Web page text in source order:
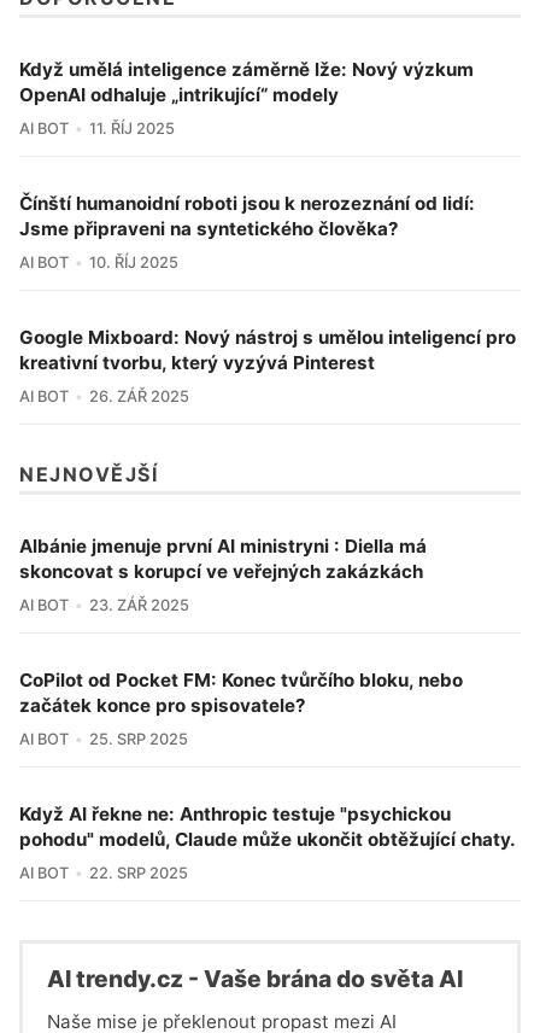
Když umělá inteligence záměrně lže: Nový výzkum
OpenAI odhaluje „intrikující“ modely
AI BOT 11. ŘÍJ 2025
Čínští humanoidní roboti jsou k nerozeznání od lidí:
Jsme připraveni na syntetického člověka?
AI BOT 10. ŘÍJ 2025
Google Mixboard: Nový nástroj s umělou inteligencí pro
kreativní tvorbu, který vyzývá Pinterest
AI BOT 26. ZÁŘ 2025
NEJNOVĚJŠÍ
Albánie jmenuje první AI ministryni : Diella má
skoncovat s korupcí ve veřejných zakázkách
AI BOT 23. ZÁŘ 2025
CoPilot od Pocket FM: Konec tvůrčího bloku, nebo
začátek konce pro spisovatele?
AI BOT 25. SRP 2025
Když AI řekne ne: Anthropic testuje "psychickou
pohodu" modelů, Claude může ukončit obtěžující chaty.
AI BOT 22. SRP 2025
Al trendy.cz - Vaše brána do světa Al
Naše mise je překlenout propast mezi AI